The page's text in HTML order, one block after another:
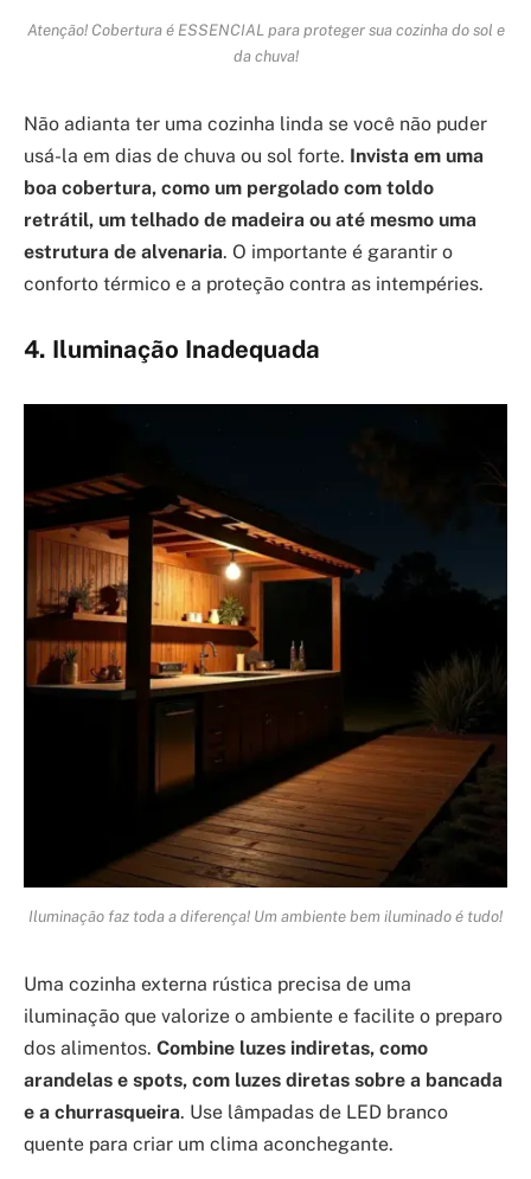
Atenção! Cobertura é ESSENCIAL para proteger sua cozinha do sol e
da chuva!
Não adianta ter uma cozinha linda se você não puder
usá-la em dias de chuva ou sol forte. Invista em uma
boa cobertura, como um pergolado com toldo
retrátil, um telhado de madeira ou até mesmo uma
estrutura de alvenaria. O importante é garantir o
conforto térmico e a proteção contra as intempéries.
4. Iluminação Inadequada
Iluminação faz toda a diferença! Um ambiente bem iluminado é tudo!
Uma cozinha externa rústica precisa de uma
iluminação que valorize o ambiente e facilite o preparo
dos alimentos. Combine luzes indiretas, como
arandelas e spots, com luzes diretas sobre a bancada
e a churrasqueira. Use lâmpadas de LED branco
quente para criar um clima aconchegante.